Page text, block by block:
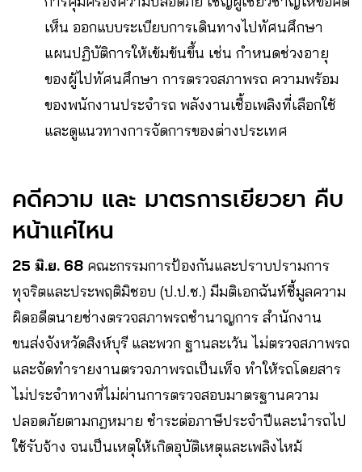
เห็น ออกแบบระเบียบการเดินทางไปทัศนศึกษา
แผนปฏิบัติการให้เข้มข้นขึ้น เช่น กำหนดช่วงอายุ
ของผู้ไปทัศนศึกษา การตรวจสภาพรถ ความพร้อม
ของพนักงานประจำรถ พลังงานเชื้อเพลิงที่เลือกใช้
และดูแนวทางการจัดการของต่างประเทศ
คดีความ และ มาตรการเยียวยา คืบ
หน้าแค่ไหน
25 มิ.ย. 68 คณะกรรมการป้องกันและปราบปรามการ
ทุจริตและประพฤติมิชอบ (ป.ป.ช.) มีมติเอกฉันท์ชี้มูลความ
ผิดอดีตนายช่างตรวจสภาพรถชำนาญการ สำนักงาน
ขนส่งจังหวัดสิงห์บุรี และพวก ฐานละเว้น ไม่ตรวจสภาพรถ
และจัดทำรายงานตรวจภาพรถเป็นเท็จ ทำให้รถโดยสาร
ไม่ประจำทางที่ไม่ผ่านการตรวจสอบมาตรฐานความ
ปลอดภัยตามกฎหมาย ชำระต่อภาษีประจำปีและนำรถไป
ใช้รับจ้าง จนเป็นเหตุให้เกิดอุบัติเหตุและเพลิงไหม้